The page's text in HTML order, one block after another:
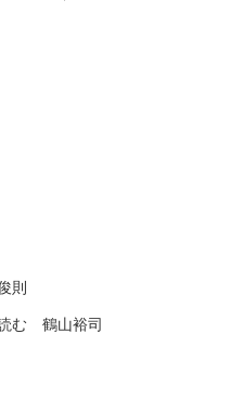
則
む 鶴山裕司